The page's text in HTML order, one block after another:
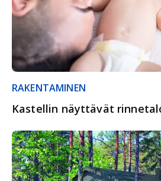
RAKENTAMINEN
Kastellin näyttävät